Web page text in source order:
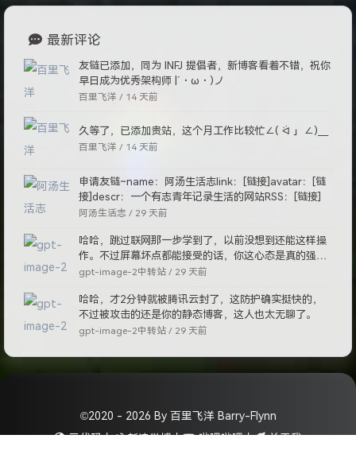
最新评论
友链已添加，同为 INFJ 提倡者，新博客看着不错，祝你
早日成为优秀架构师 |´・ω・)ノ
百里飞洋 / 14 天前
久等了，已添加贵站，这个月工作比较忙∠( ᐛ 」∠)＿
百里飞洋 / 14 天前
申请友链~name：阿汤生活志link：[链接]avatar：[链
接]descr：一个有志青年记录生活的网站RSS：[链接]
阿汤生活志 / 29 天前
哈哈，跳过联网那一步学到了，以前没想到还能这样操
作。不过屏幕坏点都能接受的话，你这心态是真的强
啊。
gpt-image-2中转站 / 29 天前
哈哈，才2分钟就被腾讯云封了，这防护确实挺快的，
不过被攻击的还是你的静态博客，这人也太无聊了。
gpt-image-2中转站 / 29 天前
©2020 - 2026 By 百里飞洋 Barry-Flynn
元代码丨 新浪微博丨 哔哩哔哩丨
关于我